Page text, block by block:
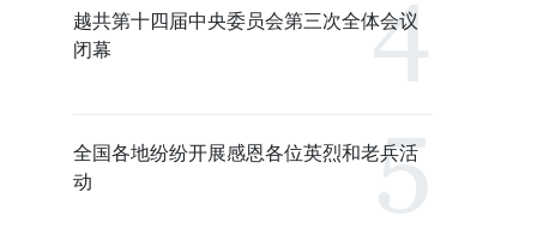
越共第十四届中央委员会第三次全体会议
闭幕
全国各地纷纷开展感恩各位英烈和老兵活
动